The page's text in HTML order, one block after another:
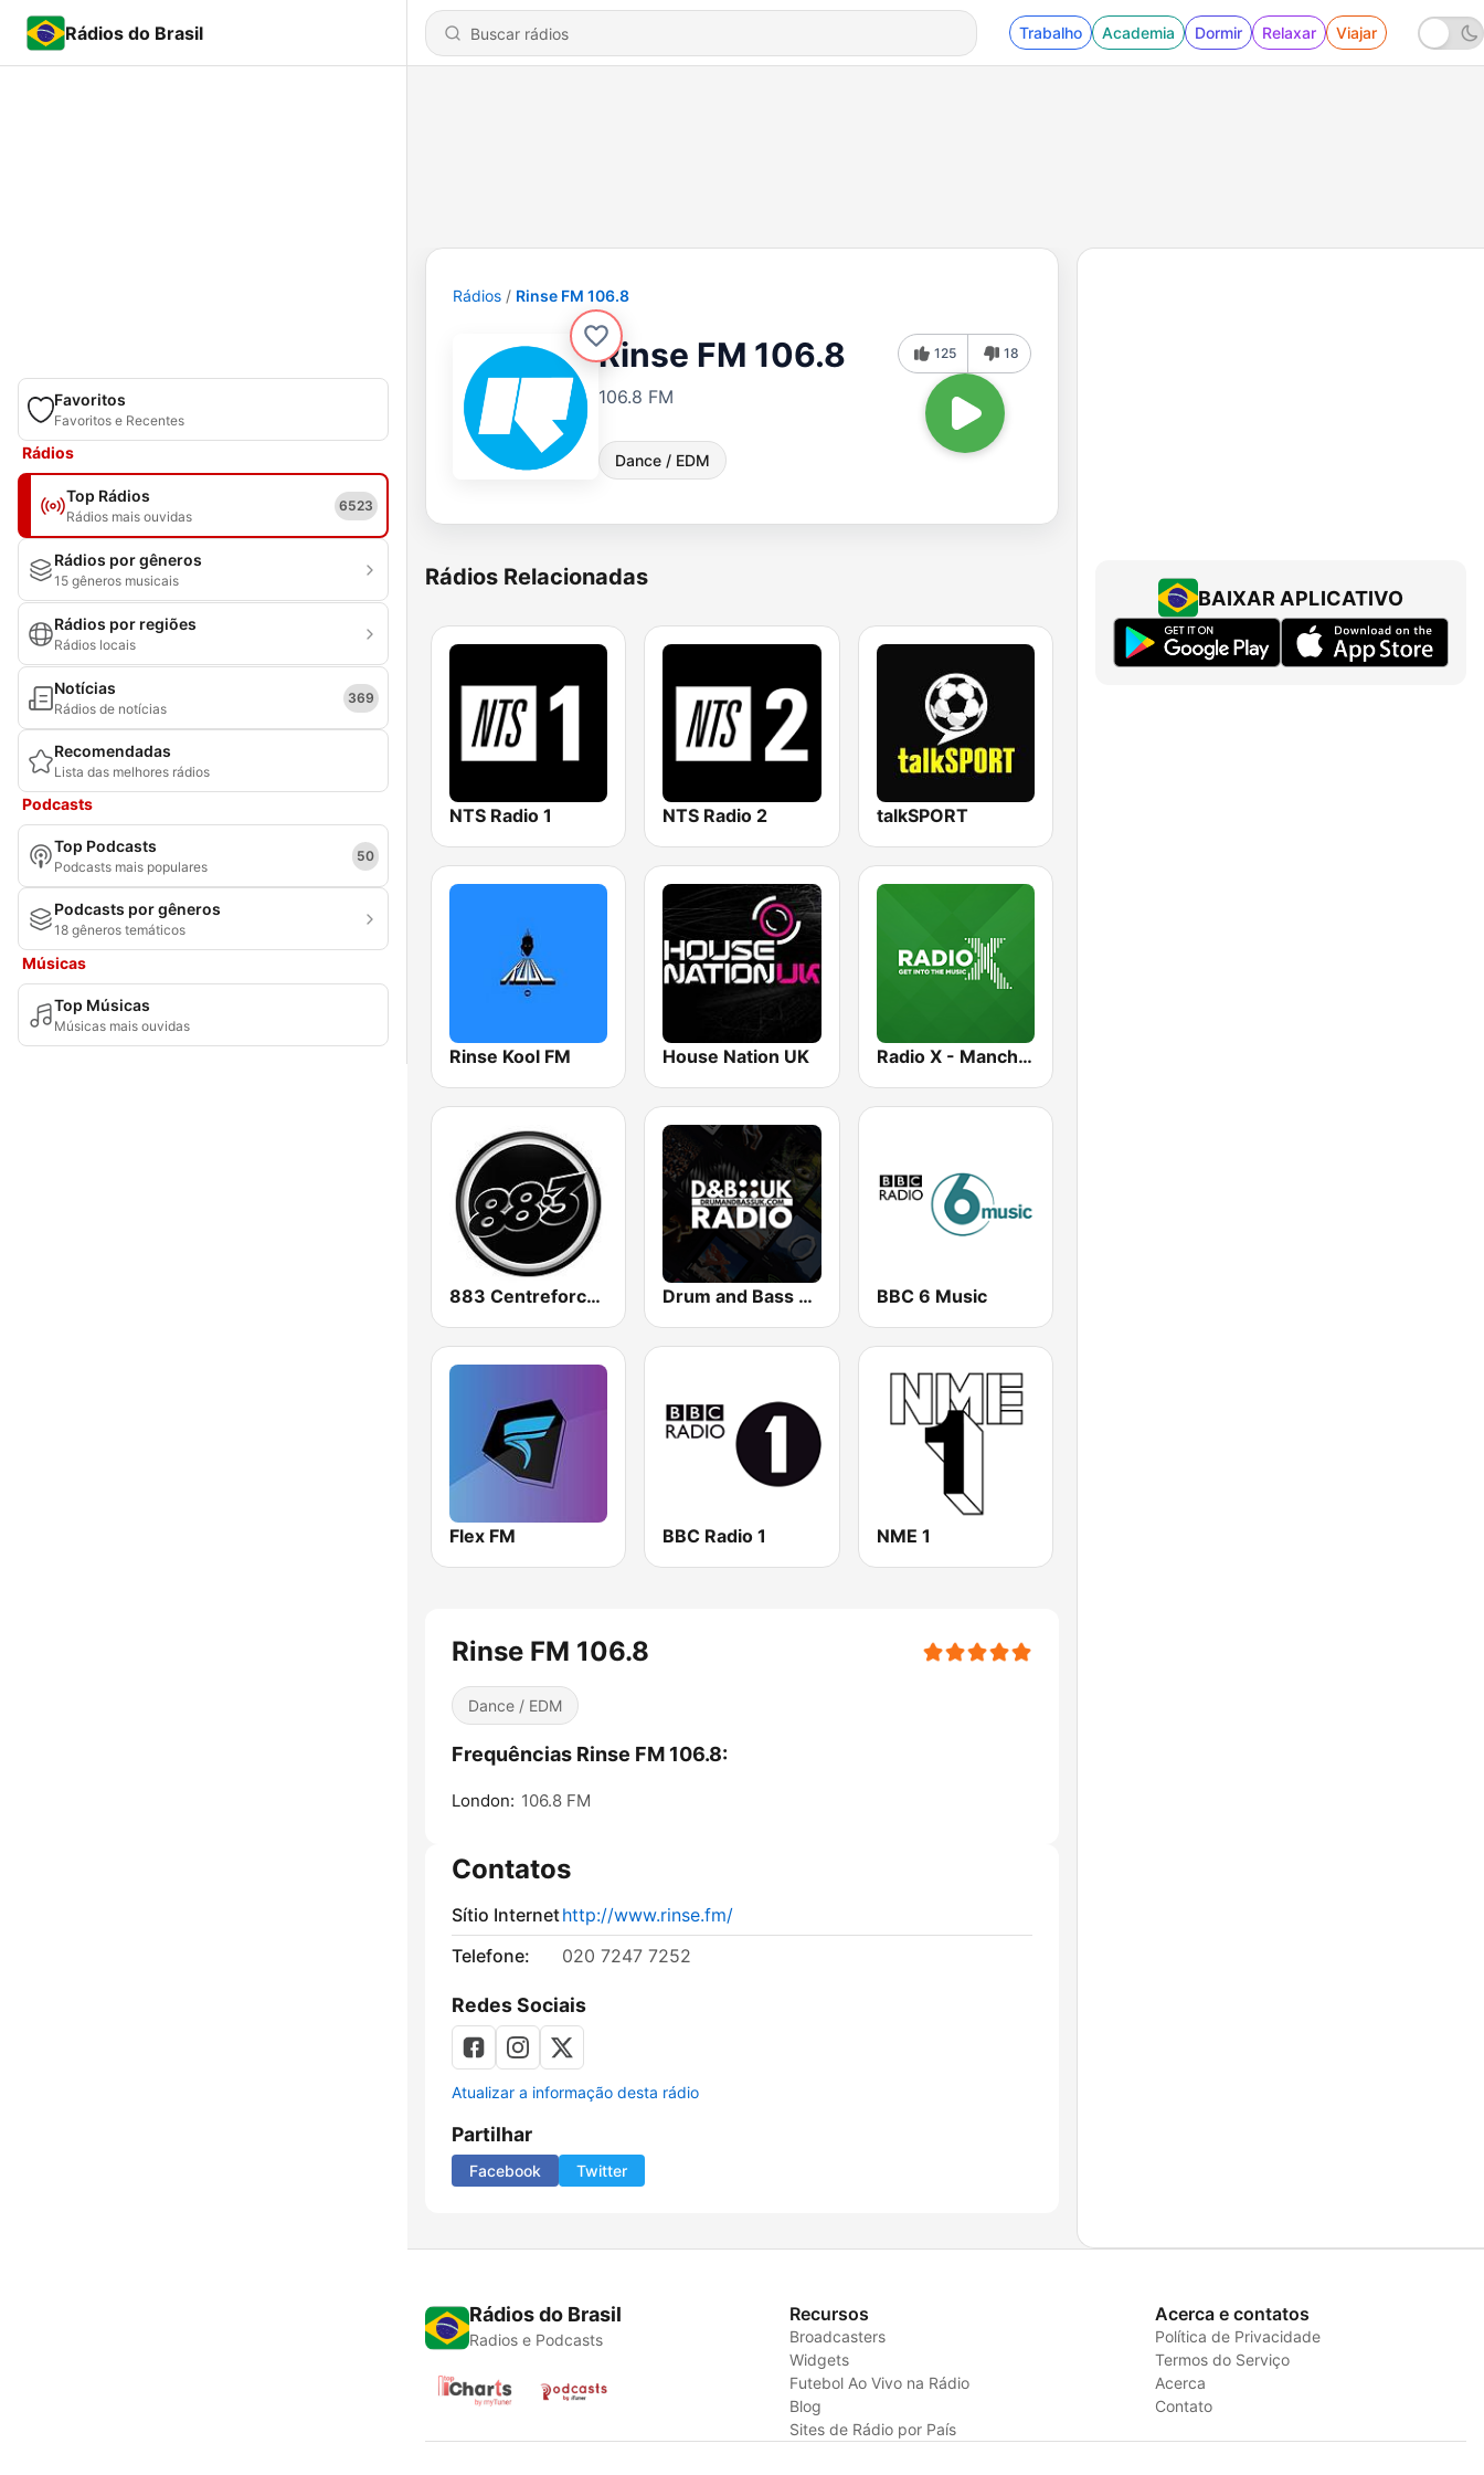
Rádios do Brasil Trabalho Academia Dormir Relaxar Viajar
Favoritos
Favoritos e Recentes
Rádios
Top Rádios
Rádios mais ouvidas
6523
Rádios por gêneros
15 gêneros musicais
Rádios por regiões
Rádios locais
Notícias
Rádios de notícias
369
Recomendadas
Lista das melhores rádios
Podcasts
Top Podcasts
Podcasts mais populares
50
Podcasts por gêneros
18 gêneros temáticos
Músicas
Top Músicas
Músicas mais ouvidas
Rádios Rinse FM 106.8
Rinse FM 106.8
106.8 FM
Dance / EDM
125 18
Rádios Relacionadas
NTS Radio 1 NTS Radio 2 talkSPORT
Rinse Kool FM House Nation UK Radio X - Manchester
883 Centreforce radio Drum and Bass UK Radio BBC 6 Music
Flex FM BBC Radio 1 NME 1
Rinse FM 106.8
Dance / EDM
Frequências Rinse FM 106.8:
London: 106.8 FM
Contatos
Sítio Internethttp://www.rinse.fm/
Telefone:
020 7247 7252
Redes Sociais
Atualizar a informação desta rádio
Partilhar
Facebook Twitter
BAIXAR APLICATIVO
Rádios do Brasil
Radios e Podcasts
Recursos
Broadcasters
Widgets
Futebol Ao Vivo na Rádio
Blog
Sites de Rádio por País
Acerca e contatos
Política de Privacidade
Termos do Serviço
Acerca
Contato